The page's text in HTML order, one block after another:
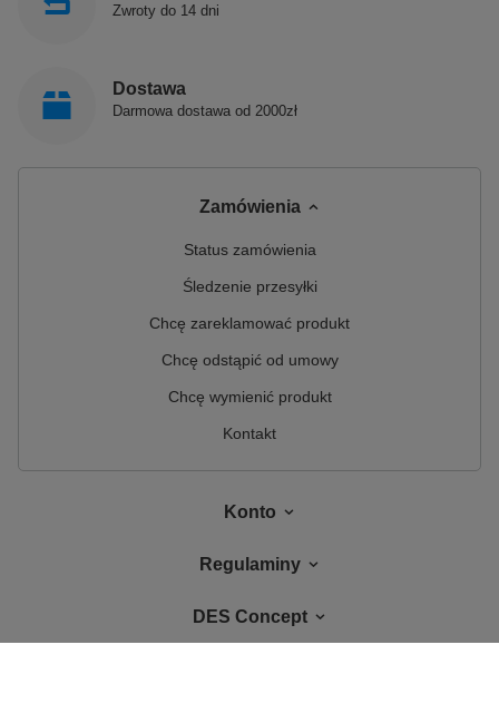
Zwroty do 14 dni
Dostawa
Darmowa dostawa od 2000zł
Zamówienia
Status zamówienia
Śledzenie przesyłki
Chcę zareklamować produkt
Chcę odstąpić od umowy
Chcę wymienić produkt
Kontakt
Konto
Regulaminy
DES Concept